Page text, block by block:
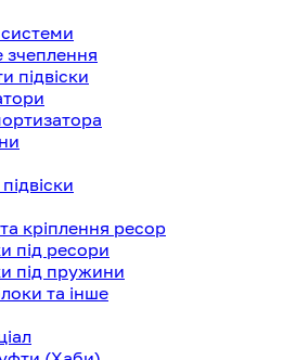
системи
зчеплення
підвіски
кріплення ресор
під ресори
під пружини
та інше